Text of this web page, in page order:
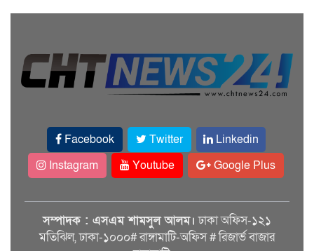
Facebook Twitter
Linkedin
Instagram
Youtube Google Plus
সম্পাদক : এসএম শামসুল আলম। ঢাকা অফিস-১২১
মতিঝিল, ঢাকা-১০০০# রাঙ্গামাটি-অফিস # রিজার্ভ বাজার